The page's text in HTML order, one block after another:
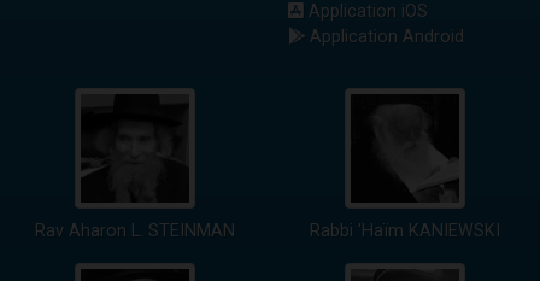
Application iOS
Application Android
Rav Aharon L. STEINMAN Rabbi 'Haïm KANIEWSKI